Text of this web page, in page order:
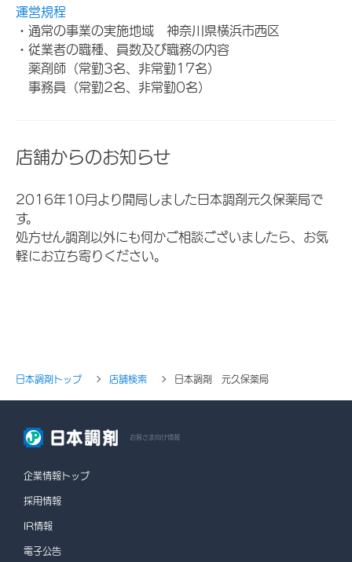
運営規程
・通常の事業の実施地域 神奈川県横浜市西区
・従業者の職種、員数及び職務の内容
薬剤師（常勤3名、非常勤17名）
事務員（常勤2名、非常勤0名）
店舗からのお知らせ
2016年10月より開局しました日本調剤元久保薬局で
す。
処方せん調剤以外にも何かご相談ございましたら、お気
軽にお立ち寄りください。
日本調剤トップ 店舗検索 日本調剤 元久保薬局
お客さま向け情報
企業情報トップ
採用情報
IR情報
電子公告